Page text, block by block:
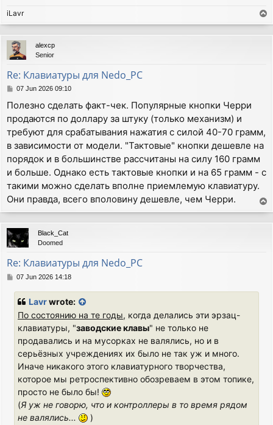
iLavr
o
p
alexcp
Senior
Re: Клавиатуры для Nedo_PC
P
s
t
07 Jun 2026 09:10
Полезно сделать факт-чек. Популярные кнопки Черри
продаются по доллару за штуку (только механизм) и
требуют для срабатывания нажатия с силой 40-70 грамм,
в зависимости от модели. "Тактовые" кнопки дешевле на
порядок и в большинстве рассчитаны на силу 160 грамм
и больше. Однако есть тактовые кнопки и на 65 грамм - с
такими можно сделать вполне приемлемую клавиатуру.
Они правда, всего вполовину дешевле, чем Черри.
o
p
Black_Cat
Doomed
Re: Клавиатуры для Nedo_PC
P07 Jun 2026 14:18
Lavrwrote:
По состоянию на те годы, когда делались эти эрзац-
клавиатуры, "заводские клавы" не только не
продавались и на мусорках не валялись, но и в
серьёзных учреждениях их было не так уж и много.
Иначе никакого этого клавиатурного творчества,
которое мы ретроспективно обозреваем в этом топике,
просто не было бы!
(Я уж не говорю, что и контроллеры в то время рядом
не валялись...
)